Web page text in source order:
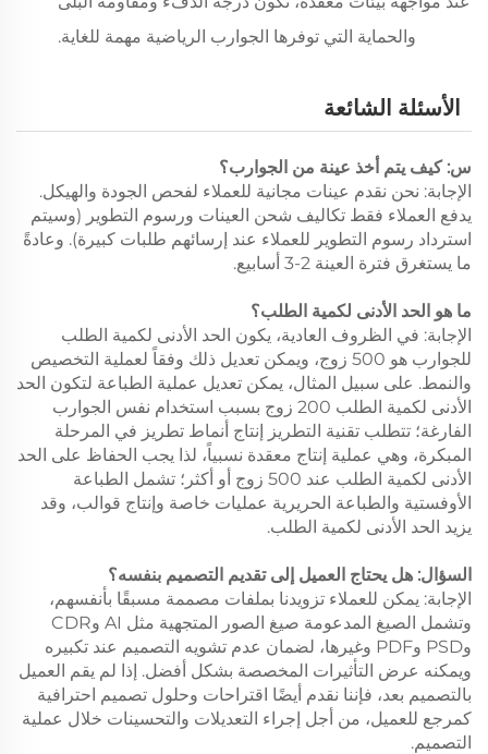
والحماية التي توفرها الجوارب الرياضية مهمة للغاية.
الأسئلة الشائعة
س: كيف يتم أخذ عينة من الجوارب؟
الإجابة: نحن نقدم عينات مجانية للعملاء لفحص الجودة والهيكل.
يدفع العملاء فقط تكاليف شحن العينات ورسوم التطوير (وسيتم
استرداد رسوم التطوير للعملاء عند إرسائهم طلبات كبيرة). وعادةً
ما يستغرق فترة العينة 2-3 أسابيع.
ما هو الحد الأدنى لكمية الطلب؟
الإجابة: في الظروف العادية، يكون الحد الأدنى لكمية الطلب
للجوارب هو 500 زوج، ويمكن تعديل ذلك وفقاً لعملية التخصيص
والنمط. على سبيل المثال، يمكن تعديل عملية الطباعة لتكون الحد
الأدنى لكمية الطلب 200 زوج بسبب استخدام نفس الجوارب
الفارغة؛ تتطلب تقنية التطريز إنتاج أنماط تطريز في المرحلة
المبكرة، وهي عملية إنتاج معقدة نسبياً، لذا يجب الحفاظ على الحد
الأدنى لكمية الطلب عند 500 زوج أو أكثر؛ تشمل الطباعة
الأوفستية والطباعة الحريرية عمليات خاصة وإنتاج قوالب، وقد
يزيد الحد الأدنى لكمية الطلب.
السؤال: هل يحتاج العميل إلى تقديم التصميم بنفسه؟
الإجابة: يمكن للعملاء تزويدنا بملفات مصممة مسبقًا بأنفسهم،
وتشمل الصيغ المدعومة صيغ الصور المتجهية مثل AI وCDR
وPSD وPDF وغيرها، لضمان عدم تشويه التصميم عند تكبيره
ويمكنه عرض التأثيرات المخصصة بشكل أفضل. إذا لم يقم العميل
بالتصميم بعد، فإننا نقدم أيضًا اقتراحات وحلول تصميم احترافية
كمرجع للعميل، من أجل إجراء التعديلات والتحسينات خلال عملية
التصميم.